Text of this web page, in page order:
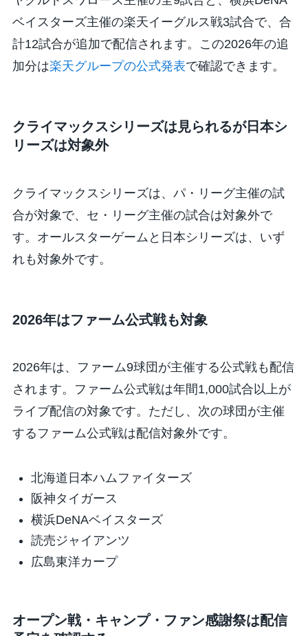
ベイスターズ主催の楽天イーグルス戦3試合で、合
計12試合が追加で配信されます。この2026年の追
加分は楽天グループの公式発表で確認できます。
クライマックスシリーズは見られるが日本シ
リーズは対象外
クライマックスシリーズは、パ・リーグ主催の試
合が対象で、セ・リーグ主催の試合は対象外で
す。オールスターゲームと日本シリーズは、いず
れも対象外です。
2026年はファーム公式戦も対象
2026年は、ファーム9球団が主催する公式戦も配信
されます。ファーム公式戦は年間1,000試合以上が
ライブ配信の対象です。ただし、次の球団が主催
するファーム公式戦は配信対象外です。
北海道日本ハムファイターズ
阪神タイガース
横浜DeNAベイスターズ
読売ジャイアンツ
広島東洋カープ
オープン戦・キャンプ・ファン感謝祭は配信